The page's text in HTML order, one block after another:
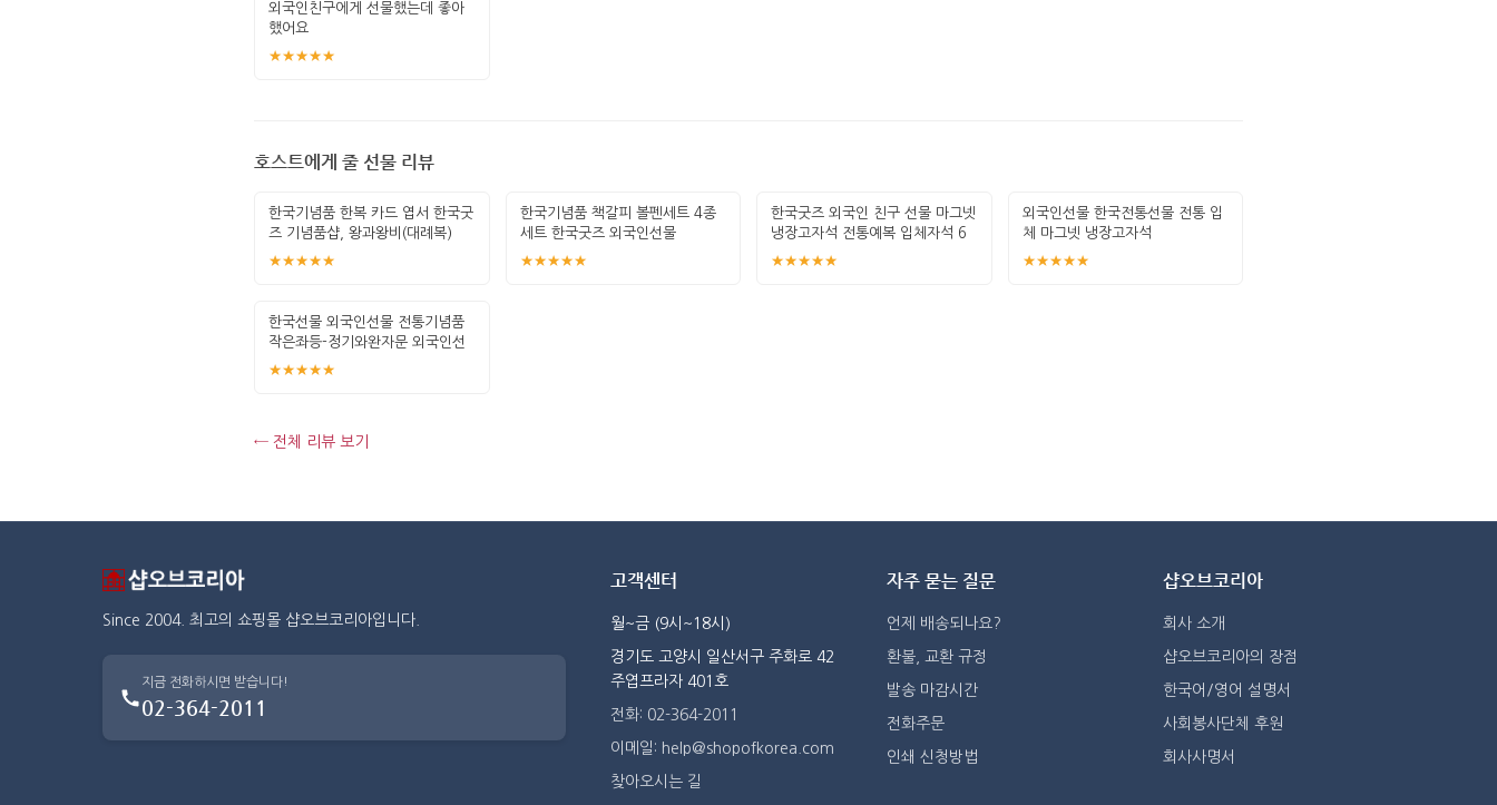
외국인친구에게 선물했는데 좋아
했어요
★★★★★
호스트에게 줄 선물 리뷰
한국기념품 한복 카드 엽서 한국굿
즈 기념품샵, 왕과왕비(대례복)
★★★★★
한국기념품 책갈피 볼펜세트 4종
세트 한국굿즈 외국인선물
★★★★★
한국굿즈 외국인 친구 선물 마그넷
냉장고자석 전통예복 입체자석 6
종류
★★★★★
외국인선물 한국전통선물 전통 입
체 마그넷 냉장고자석
★★★★★
한국선물 외국인선물 전통기념품
작은좌등-정기와완자문 외국인선
물
★★★★★
← 전체 리뷰 보기
Since 2004. 최고의 쇼핑몰 샵오브코리아입니다.
지금 전화하시면 받습니다!
02-364-2011
고객센터
월~금 (9시~18시)
경기도 고양시 일산서구 주화로 42
주엽프라자 401호
전화: 02-364-2011
이메일: help@shopofkorea.com
찾아오시는 길
자주 묻는 질문
언제 배송되나요?
환불, 교환 규정
발송 마감시간
전화주문
인쇄 신청방법
샵오브코리아
회사 소개
샵오브코리아의 장점
한국어/영어 설명서
사회봉사단체 후원
회사사명서